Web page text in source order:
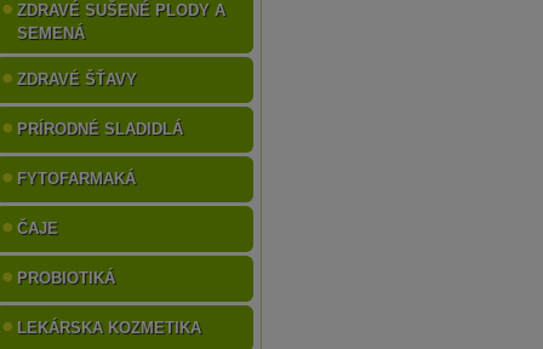
ZDRAVÉ SUŠENÉ PLODY A
SEMENÁ
ZDRAVÉ ŠŤAVY
PRÍRODNÉ SLADIDLÁ
FYTOFARMAKÁ
ČAJE
PROBIOTIKÁ
LEKÁRSKA KOZMETIKA